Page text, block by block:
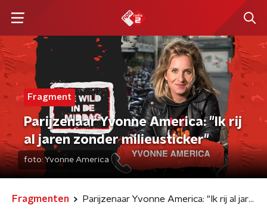
Fragment
Parijzenaar Yvonne America: "Ik rij
al jaren zonder milieusticker"
foto: Yvonne America
Fragmenten Parijzenaar Yvonne America: "Ik rij al jaren zonder milieusticker"